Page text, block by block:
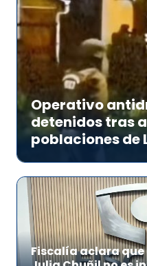
Operativo
detenidos tras
poblaciones de
Fiscalía aclara